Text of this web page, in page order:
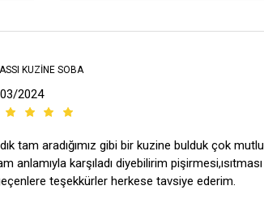
KUZINE SOBA
2024
tam aradığımız gibi bir kuzine bulduk çok mutlu
anlamıyla karşıladı diyebilirim pişirmesi,ısıtması
teşekkürler herkese tavsiye ederim.